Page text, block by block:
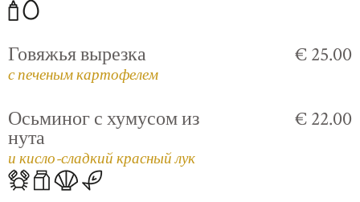
Говяжья вырезка
с печеным картофелем
€ 25.00
Осьминог с хумусом из
нута
и кисло-сладкий красный лук
€ 22.00